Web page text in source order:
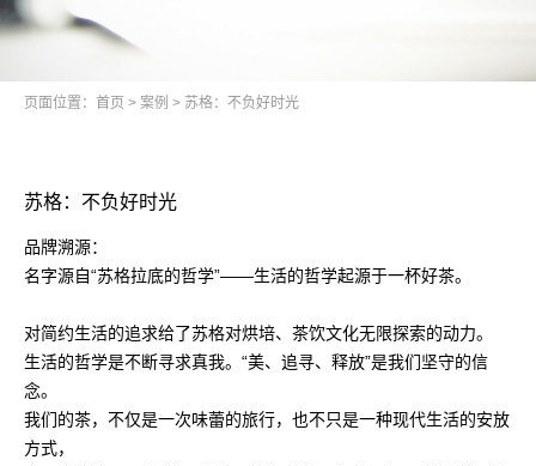
页面位置： 首页 > 案例 > 苏格：不负好时光
苏格：不负好时光
品牌溯源：
名字源自“苏格拉底的哲学”——生活的哲学起源于一杯好茶。
对简约生活的追求给了苏格对烘培、茶饮文化无限探索的动力。
生活的哲学是不断寻求真我。“美、追寻、释放”是我们坚守的信
念。
我们的茶，不仅是一次味蕾的旅行，也不只是一种现代生活的安放
方式，